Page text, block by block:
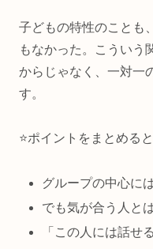
子どもの特性のことも
もなかった。こういう
からじゃなく、一対一
す。
⭐ポイントをまとめると
グループの中心に
でも気が合う人と
「この人には話せ